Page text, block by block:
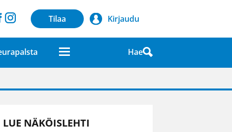
Tilaa Kirjaudu
Hae
lehdessä
LUE NÄKÖISLEHTI